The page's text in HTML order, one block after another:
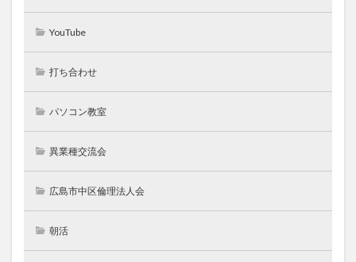
YouTube
打ち合わせ
パソコン教室
異業種交流会
広島市中区倫理法人会
朝活